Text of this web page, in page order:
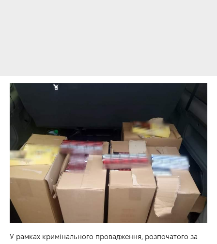
У рамках кримінального провадження, розпочатого за